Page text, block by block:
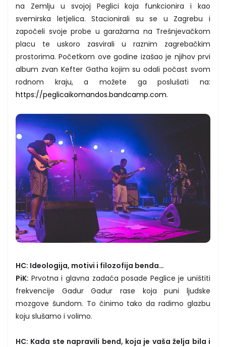
na Zemlju u svojoj Peglici koja funkcionira i kao
svemirska letjelica. Stacionirali su se u Zagrebu i
započeli svoje probe u garažama na Trešnjevačkom
placu te uskoro zasvirali u raznim zagrebačkim
prostorima. Početkom ove godine izašao je njihov prvi
album zvan Kefter Gatha kojim su odali počast svom
rodnom kraju, a možete ga poslušati na:
https://peglicaikomandos.bandcamp.com.
HC: Ideologija, motivi i filozofija benda…
PiK: Prvotna i glavna zadaća posade Peglice je uništiti
frekvencije Gadur Gadur rase koja puni ljudske
mozgove šundom. To činimo tako da radimo glazbu
koju slušamo i volimo.
HC: Kada ste napravili bend, koja je vaša želja bila i